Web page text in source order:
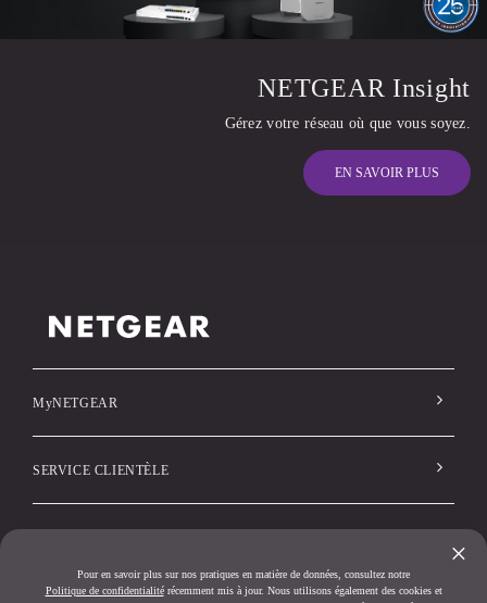
NETGEAR Insight
Gérez votre réseau où que vous soyez.
EN SAVOIR PLUS
MyNETGEAR
SERVICE CLIENTÈLE
×
Pour en savoir plus sur nos pratiques en matière de données, consultez notre
Politique de confidentialitérécemment mis à jour. Nous utilisons également des cookies et